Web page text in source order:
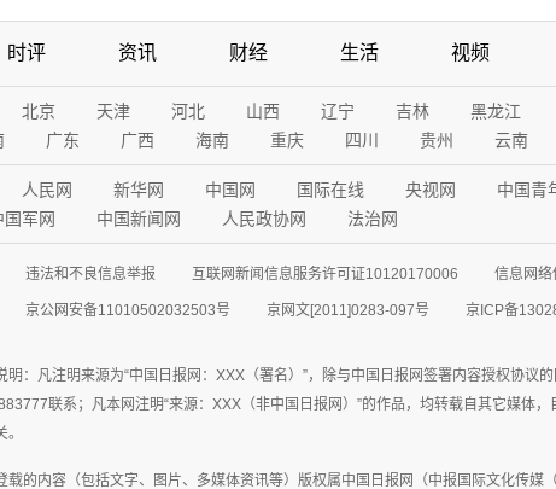
时评 资讯 财经 生活 视频
北京 天津 河北 山西 辽宁 吉林 黑龙江
广东 广西 海南 重庆 四川 贵州 云南
人民网 新华网 中国网 国际在线 央视网 中国青
国军网 中国新闻网 人民政协网 法治网
违法和不良信息举报 互联网新闻信息服务许可证10120170006 信息网
京公网安备11010502032503号 京网文[2011]0283-097号 京ICP备
明：凡注明来源为“中国日报网：XXX（署名）”，除与中国日报网签署内容授权协
联系；凡本网注明“来源：XXX（非中国日报网）”的作品，均转载自其它媒体
载的内容（包括文字、图片、多媒体资讯等）版权属中国日报网（中报国际文化传